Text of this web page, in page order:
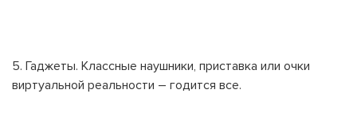
5. Гаджеты. Классные наушники, приставка или очки
виртуальной реальности – годится все.